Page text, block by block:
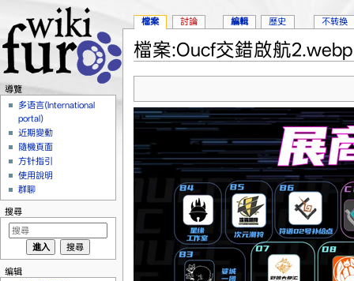
檔案:Oucf交錯啟航2.webp
檔案 討論 編輯 歷史 不转换
導覽
多语言(International
portal)
近期變動
隨機頁面
方针指引
使用說明
群聊
搜尋
编辑